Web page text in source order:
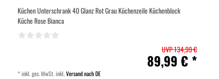
Küchen Unterschrank 40 Glanz Rot Grau Küchenzeile Küchenblock
Küche Rose Bianca
UVP 134,99 €
89,99 € *
*inkl. ges. MwSt.inkl.Versand nach DE